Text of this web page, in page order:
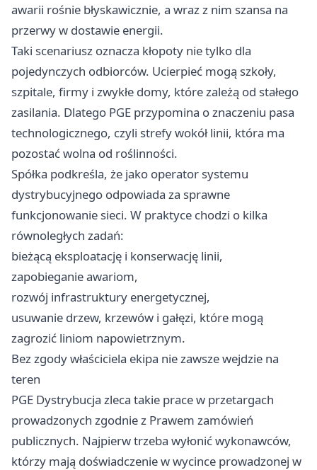
awarii rośnie błyskawicznie, a wraz z nim szansa na
przerwy w dostawie energii.
Taki scenariusz oznacza kłopoty nie tylko dla
pojedynczych odbiorców. Ucierpieć mogą szkoły,
szpitale, firmy i zwykłe domy, które zależą od stałego
zasilania. Dlatego PGE przypomina o znaczeniu pasa
technologicznego, czyli strefy wokół linii, która ma
pozostać wolna od roślinności.
Spółka podkreśla, że jako operator systemu
dystrybucyjnego odpowiada za sprawne
funkcjonowanie sieci. W praktyce chodzi o kilka
równoległych zadań:
bieżącą eksploatację i konserwację linii,
zapobieganie awariom,
rozwój infrastruktury energetycznej,
usuwanie drzew, krzewów i gałęzi, które mogą
zagrozić liniom napowietrznym.
Bez zgody właściciela ekipa nie zawsze wejdzie na
teren
PGE Dystrybucja zleca takie prace w przetargach
prowadzonych zgodnie z Prawem zamówień
publicznych. Najpierw trzeba wyłonić wykonawców,
którzy mają doświadczenie w wycince prowadzonej w